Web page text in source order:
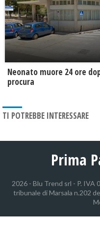
Neonato muore 24 ore
procura
TI POTREBBE INTERESSARE
Prima
2026 - Blu Trend srl - P.
tribunale di Marsala n.202